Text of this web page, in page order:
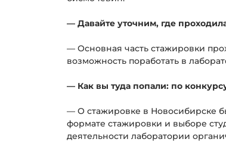
— Давайте уточним, где
— Основная часть стажировки
возможность поработать в
— Как вы туда попали: по
— О стажировке в Новосибирске
формате стажировки и выборе
деятельности лаборатории